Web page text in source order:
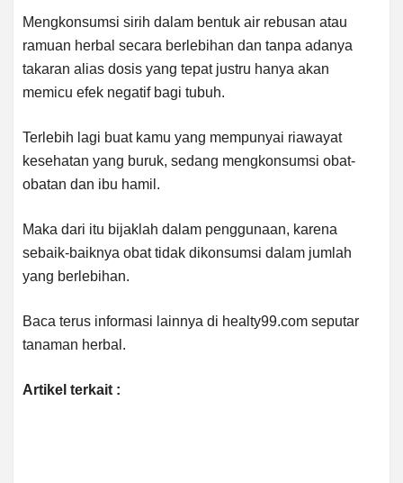
Mengkonsumsi sirih dalam bentuk air rebusan atau
ramuan herbal secara berlebihan dan tanpa adanya
takaran alias dosis yang tepat justru hanya akan
memicu efek negatif bagi tubuh.
Terlebih lagi buat kamu yang mempunyai riawayat
kesehatan yang buruk, sedang mengkonsumsi obat-
obatan dan ibu hamil.
Maka dari itu bijaklah dalam penggunaan, karena
sebaik-baiknya obat tidak dikonsumsi dalam jumlah
yang berlebihan.
Baca terus informasi lainnya di healty99.com seputar
tanaman herbal.
Artikel terkait :